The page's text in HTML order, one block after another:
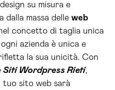
su misura e
dalla massa delle web
concetto di taglia unica
azienda è unica e
la sua unicità. Con
Siti Wordpress Rieti,
tuo sito web sarà